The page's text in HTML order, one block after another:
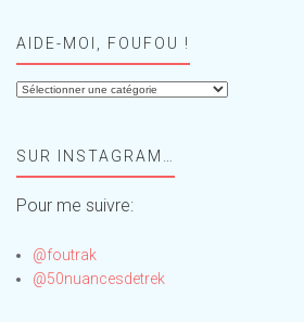
AIDE-MOI, FOUFOU !
Aide-
!SUR INSTAGRAM…
Pour me suivre:
@foutrak
@50nuancesdetrek